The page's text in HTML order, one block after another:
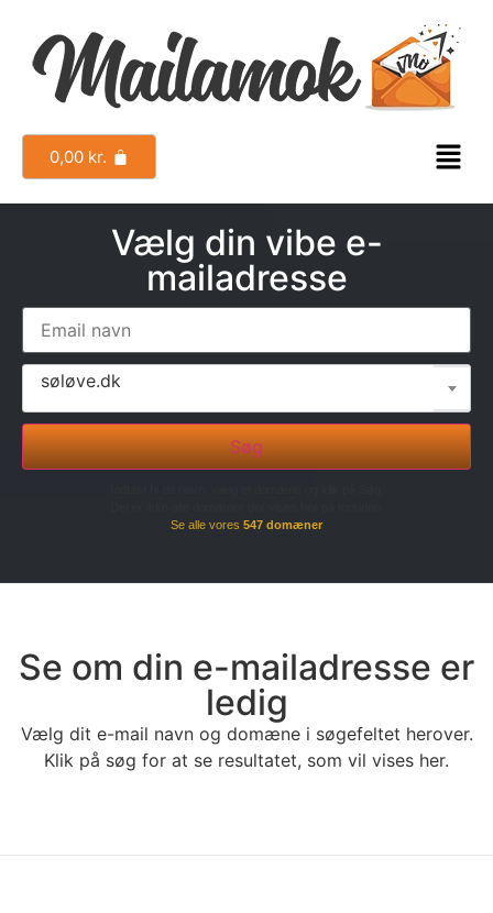
0,00 kr.
Vælg din vibe e-
mailadresse
søløve.dk
Søg
Se alle vores 547 domæner
Se om din e-mailadresse er
ledig
Vælg dit e-mail navn og domæne i søgefeltet herover.
Klik på søg for at se resultatet, som vil vises her.